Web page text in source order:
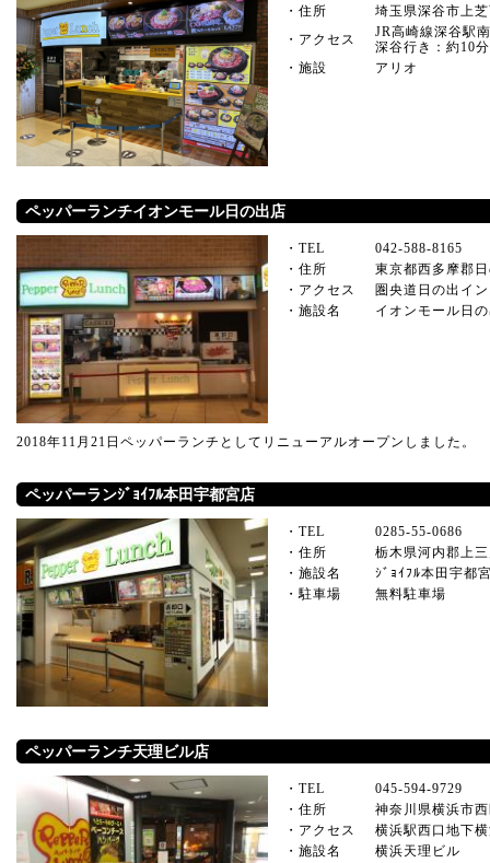
・住所
埼玉県深谷市上
・アクセス
JR高崎線深谷駅
深谷行き：約10
・施設
アリオ
ペッパーランチイオンモール日の出店
・TEL
042-588-8165
・住所
東京都西多摩郡
・アクセス
圏央道日の出イ
・施設名
イオンモール日
2018年11月21日ペッパーランチとしてリニューアルオープンしました。
ペッパーランｼﾞｮｲﾌﾙ本田宇都宮店
・TEL
0285-55-0686
・住所
栃木県河内郡上
・施設名
ｼﾞｮｲﾌﾙ本田宇都
・駐車場
無料駐車場
ペッパーランチ天理ビル店
・TEL
045-594-9729
・住所
神奈川県横浜市
・アクセス
横浜駅西口地下
・施設名
横浜天理ビル